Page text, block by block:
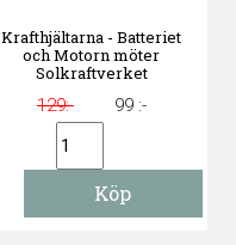
Krafthjältarna - Batteriet
och Motorn möter
Solkraftverket
129:-
99 :-